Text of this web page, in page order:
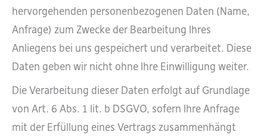
hervorgehenden personenbezogenen Daten (Name,
Anfrage) zum Zwecke der Bearbeitung Ihres
Anliegens bei uns gespeichert und verarbeitet. Diese
Daten geben wir nicht ohne Ihre Einwilligung weiter.
Die Verarbeitung dieser Daten erfolgt auf Grundlage
von Art. 6 Abs. 1 lit. b DSGVO, sofern Ihre Anfrage
mit der Erfüllung eines Vertrags zusammenhängt